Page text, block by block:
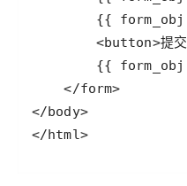
</body>
</html>